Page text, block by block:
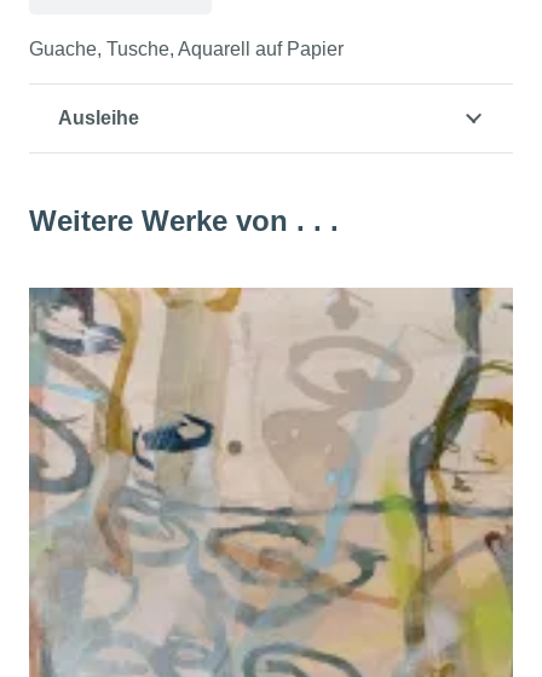
Guache, Tusche, Aquarell auf Papier
Ausleihe
Weitere Werke von . . .